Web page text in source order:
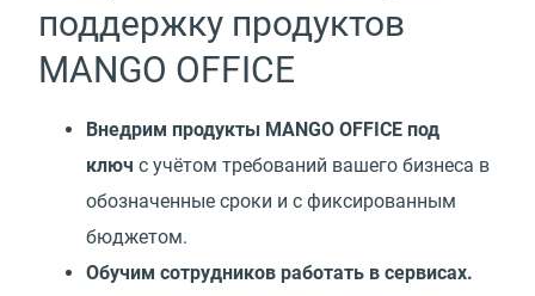
поддержку продуктов
MANGO OFFICE
Внедрим продукты MANGO OFFICE под
ключ с учётом требований вашего бизнеса в
обозначенные сроки и с фиксированным
бюджетом.
Обучим сотрудников работать в сервисах.